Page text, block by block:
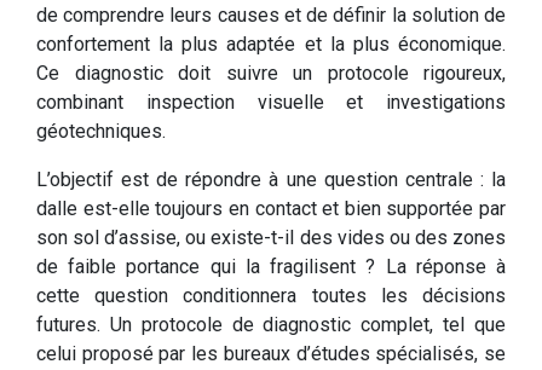
de comprendre leurs causes et de définir la solution de
confortement la plus adaptée et la plus économique.
Ce diagnostic doit suivre un protocole rigoureux,
combinant inspection visuelle et investigations
géotechniques.
L’objectif est de répondre à une question centrale : la
dalle est-elle toujours en contact et bien supportée par
son sol d’assise, ou existe-t-il des vides ou des zones
de faible portance qui la fragilisent ? La réponse à
cette question conditionnera toutes les décisions
futures. Un protocole de diagnostic complet, tel que
celui proposé par les bureaux d’études spécialisés, se